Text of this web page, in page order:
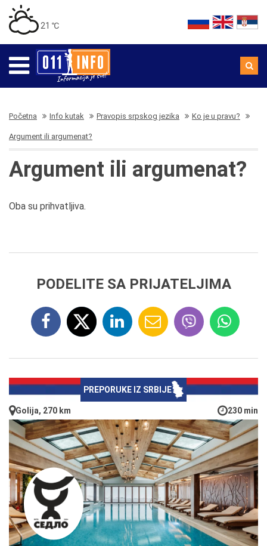
21 ℃
Početna Info kutak Pravopis srpskog jezika Ko je u pravu?
Argument ili argumenat?
Argument ili argumenat?
Oba su prihvatljiva.
PODELITE SA PRIJATELJIMA
PREPORUKE IZ SRBIJE
Golija, 270 km 230 min